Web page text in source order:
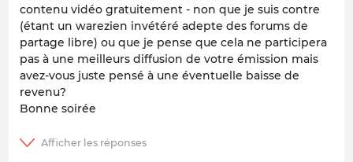
contenu vidéo gratuitement - non que je suis contre
(étant un warezien invétéré adepte des forums de
partage libre) ou que je pense que cela ne participera
pas à une meilleurs diffusion de votre émission mais
avez-vous juste pensé à une éventuelle baisse de
revenu?
Bonne soirée